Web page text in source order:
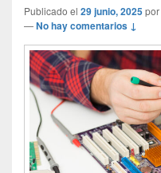
Publicado el 29 junio, 2025por
—No hay comentarios ↓